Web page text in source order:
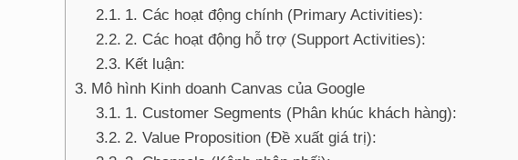
1. Các hoạt động chính (Primary Activities):
2. Các hoạt động hỗ trợ (Support Activities):
Kết luận:
Mô hình Kinh doanh Canvas của Google
1. Customer Segments (Phân khúc khách hàng):
2. Value Proposition (Đề xuất giá trị):